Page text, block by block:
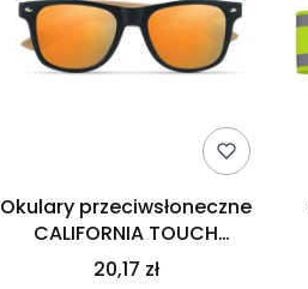
Okulary przeciwsłoneczne
CALIFORNIA TOUCH
MO9617-10
20,17 zł